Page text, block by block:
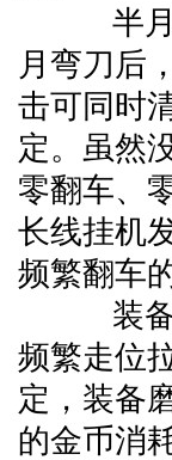
半月
月弯刀后
击可同时
定。虽然
零翻车、
长线挂机
频繁翻车
装备
频繁走位
定，装备
的金币消